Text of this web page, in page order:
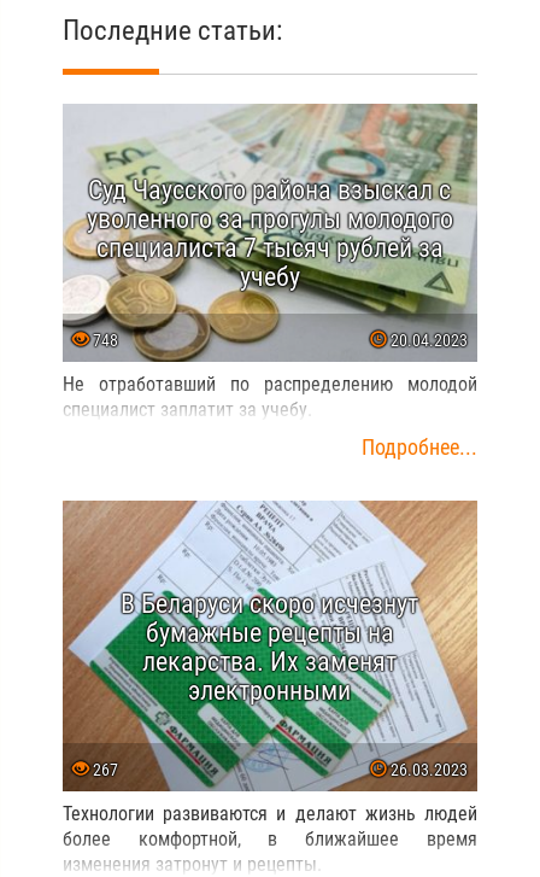
Последние статьи:
Суд Чаусского района взыскал с
уволенного за прогулы молодого
специалиста 7 тысяч рублей за
учебу
748 20.04.2023
Не отработавший по распределению молодой
специалист заплатит за учебу.
Подробнее...
В Беларуси скоро исчезнут
бумажные рецепты на
лекарства. Их заменят
электронными
267 26.03.2023
Технологии развиваются и делают жизнь людей
более комфортной, в ближайшее время
изменения затронут и рецепты.